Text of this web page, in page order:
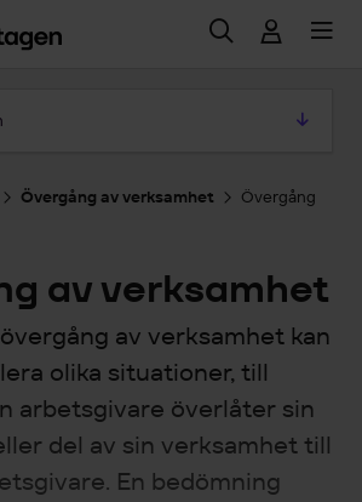
Övergång av verksamhet
Övergång
av verksamhet
av verksamhet kan
olika situationer, till
arbetsgivare överlåter sin
del av sin verksamhet till
En bedömning